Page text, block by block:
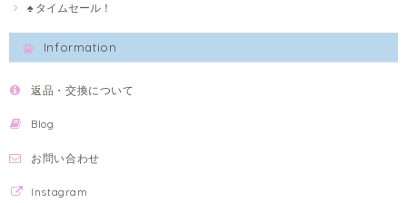
♠ タイムセール！
Information
返品・交換について
Blog
お問い合わせ
Instagram